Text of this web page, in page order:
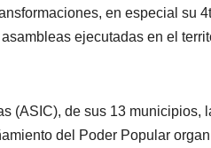
en especial su
ejecutadas en el
(ASIC), de sus 13 municipios,
del Poder Popular